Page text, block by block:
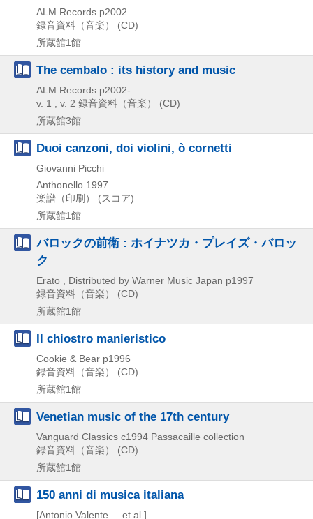
ALM Records p2002
録音資料（音楽） (CD)
所蔵館1館
The cembalo : its history and music
ALM Records p2002-
v. 1 , v. 2 録音資料（音楽） (CD)
所蔵館3館
Duoi canzoni, doi violini, ò cornetti
Giovanni Picchi
Anthonello 1997
楽譜（印刷） (スコア)
所蔵館1館
バロックの前衛 : ホイナツカ・プレイズ・バロッ
ク
Erato , Distributed by Warner Music Japan p1997
録音資料（音楽） (CD)
所蔵館1館
Il chiostro manieristico
Cookie & Bear p1996
録音資料（音楽） (CD)
所蔵館1館
Venetian music of the 17th century
Vanguard Classics c1994 Passacaille collection
録音資料（音楽） (CD)
所蔵館1館
150 anni di musica italiana
[Antonio Valente ... et al.]